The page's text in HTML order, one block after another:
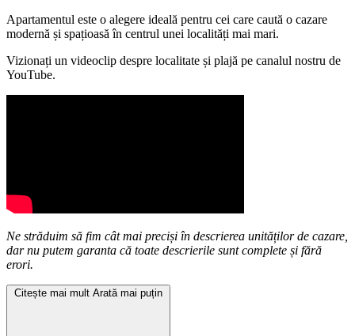
Apartamentul este o alegere ideală pentru cei care caută o cazare
modernă și spațioasă în centrul unei localități mai mari.
Vizionați un videoclip despre localitate și plajă pe canalul nostru de
YouTube.
Ne străduim să fim cât mai preciși în descrierea unităților de cazare,
dar nu putem garanta că toate descrierile sunt complete și fără
erori.
Citește mai mult Arată mai puțin